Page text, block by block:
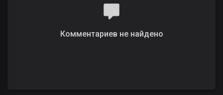
Комментариев не найдено